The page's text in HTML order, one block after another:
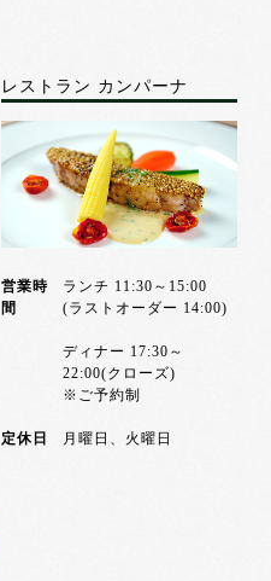
レストラン カンパーナ
営業時
間
ランチ 11:30～15:00
(ラストオーダー 14:00)
ディナー 17:30～
22:00(クローズ)
※ご予約制
定休日 月曜日、火曜日